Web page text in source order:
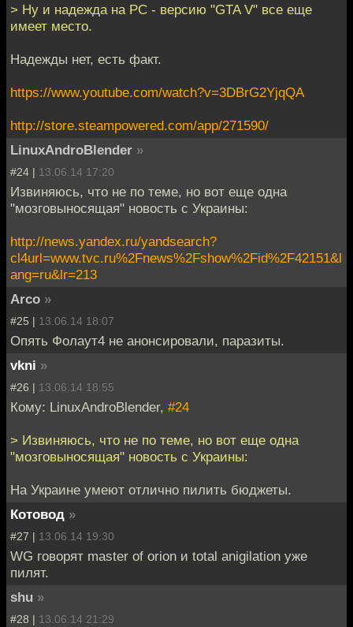
> Ну и надежда на PC - версию "GTA V" все еще
имеет место.
Надежды нет, есть факт.
https://www.youtube.com/watch?v=3DBrG2YjqQA
http://store.steampowered.com/app/271590/
LinuxAndroBlender »
#24 | 13.06.14 17:20
Извиняюсь, что не по теме, но вот еще одна
"мозговыносящая" новость с Украины:
http://news.yandex.ru/yandsearch?
cl4url=www.tvc.ru%2Fnews%2Fshow%2Fid%2F42151&l
ang=ru&lr=213
Arco »
#25 | 13.06.14 18:07
Опять Фолаут4 не анонсировали, паразиты.
vkni »
#26 | 13.06.14 18:55
Кому: LinuxAndroBlender, #24
> Извиняюсь, что не по теме, но вот еще одна
"мозговыносящая" новость с Украины:
На Украине умеют отлично пилить бюджеты.
Котовод »
#27 | 13.06.14 19:30
WG говорят master of orion и total anigilation уже
пилят.
shu »
#28 | 13.06.14 21:29